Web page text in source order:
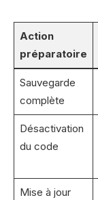
Action
préparatoire
Sauvegarde
complète
Désactivation
du code
Mise à jour